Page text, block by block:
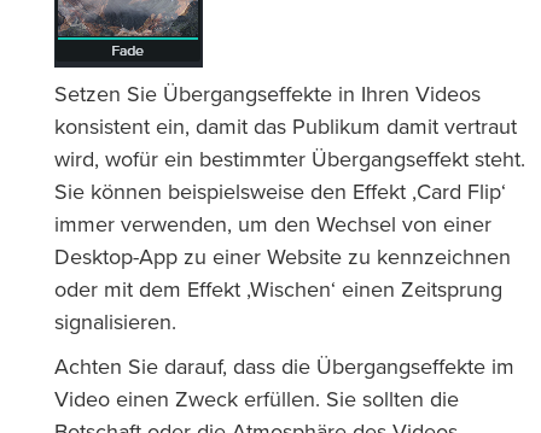
Setzen Sie Übergangseffekte in Ihren Videos
konsistent ein, damit das Publikum damit vertraut
wird, wofür ein bestimmter Übergangseffekt steht.
Sie können beispielsweise den Effekt ‚Card Flip‘
immer verwenden, um den Wechsel von einer
Desktop-App zu einer Website zu kennzeichnen
oder mit dem Effekt ‚Wischen‘ einen Zeitsprung
signalisieren.
Achten Sie darauf, dass die Übergangseffekte im
Video einen Zweck erfüllen. Sie sollten die